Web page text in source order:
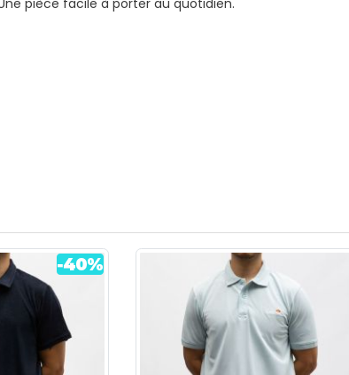
pièce facile à porter au quotidien.